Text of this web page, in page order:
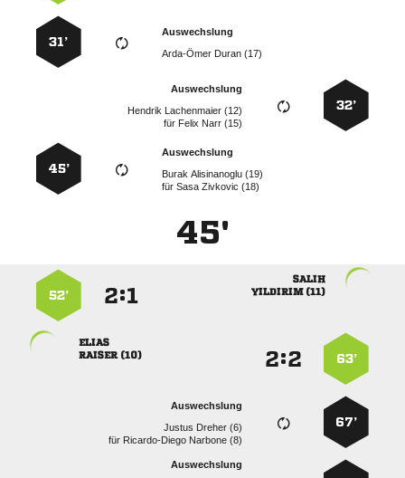
Auswechslung
  
31’
32’
Auswechslung
  
für   
Auswechslung
  
für  
45’
45'

 
:
52’
63’
:

 
67’
Auswechslung
  
für   
Auswechslung